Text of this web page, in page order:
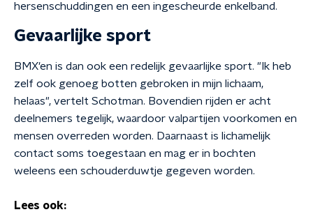
hersenschuddingen en een ingescheurde enkelband.
Gevaarlijke sport
BMX'en is dan ook een redelijk gevaarlijke sport. "Ik heb
zelf ook genoeg botten gebroken in mijn lichaam,
helaas", vertelt Schotman. Bovendien rijden er acht
deelnemers tegelijk, waardoor valpartijen voorkomen en
mensen overreden worden. Daarnaast is lichamelijk
contact soms toegestaan en mag er in bochten
weleens een schouderduwtje gegeven worden.
Lees ook: